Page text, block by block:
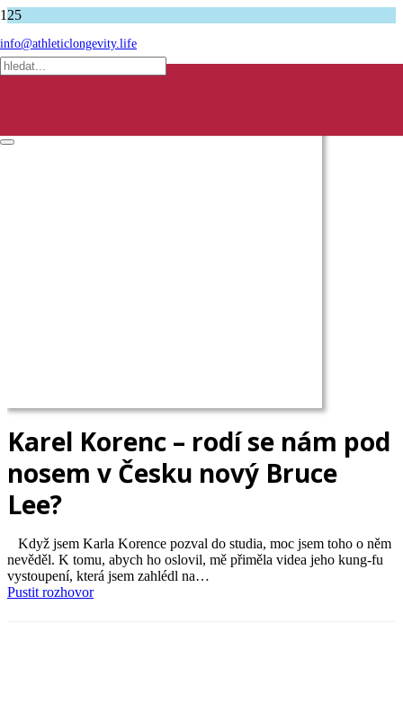
info@athleticlongevity.life
Podcasty
Karel Korenc – rodí se nám pod nosem v Česku nový Bruce Lee?
Karel Korenc – rodí se nám pod
nosem v Česku nový Bruce
Lee?
Když jsem Karla Korence pozval do studia, moc jsem toho o něm
nevěděl. K tomu, abych ho oslovil, mě přiměla videa jeho kung-fu
vystoupení, která jsem zahlédl na…
Pustit rozhovor